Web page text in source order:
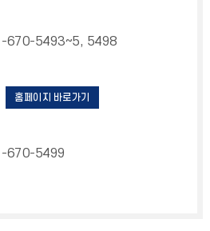
670-5493~5, 5498
홈페이지 바로가기
670-5499